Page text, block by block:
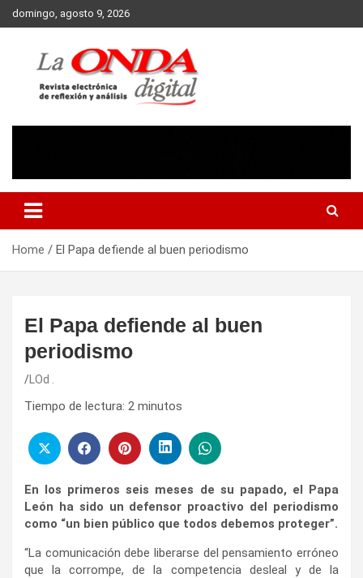
Skip
to
domingo, agosto 9, 2026
Home El Papa defiende al buen periodismo
El Papa defiende al buen
periodismo
LOd .
Tiempo de lectura: 2 minutos
En los primeros seis meses de su papado, el Papa
León ha sido un defensor proactivo del periodismo
como “un bien público que todos debemos proteger”.
“La comunicación debe liberarse del pensamiento erróneo
que la corrompe, de la competencia desleal y de la